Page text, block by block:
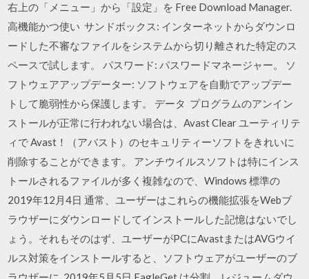
右上の「メニュー」から「設定」を Free Download Manager.
高機能かつ使い サンドボックス: インターネットからダウンロ
ードした不審なファイルをシステムから切り離された特定のス
ペースで試します。 パスワード: パスワードマネージャー。 ソ
フトウェアアップデーター: ソフトウェアを自動でアップデー
トして脆弱性から保護します。 データ プログラムのアンイン
ストールが正常に行われない場合は、Avast Clear ユーティリテ
ィで Avast！（アバスト）のセキュリティーソフトをきれいに
削除することができます。 アンチウイルスソフトは特にインス
トールされるファイルが多く複雑なので、Windows 標準の
2019年12月4日 通常、ユーザーはこれらの機能拡張をWebブ
ラウザーにダウンロードしてインストールした記憶はないでし
ょう。それもそのはず、ユーザーがPCにAvastまたはAVGウイ
ルス対策をインストールすると、ソフトウェアがユーザーのブ